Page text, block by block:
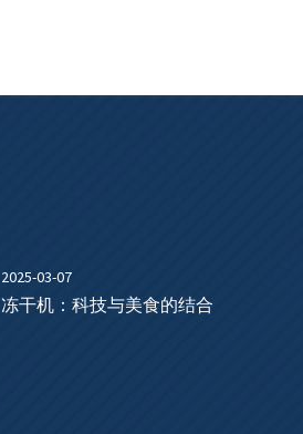
2025-03-07
冻干机：科技与美食的结合